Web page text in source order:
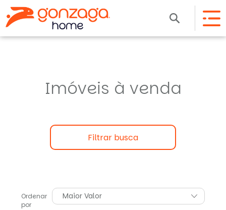
Imóveis à venda
Filtrar busca
Ordenar
por
Maior Valor